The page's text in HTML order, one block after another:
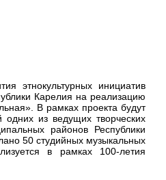
этнокультурных инициатив
Карелия на реализацию
В рамках проекта будут
одних из ведущих творческих
районов Республики
50 студийных музыкальных
в рамках 100-летия